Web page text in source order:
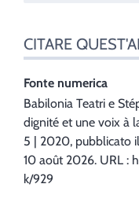
CITARE
Fonte numerica
Babilonia Teatri e
dignité et une voix à
5 | 2020, pubblicato
10 août 2026. URL :
k/929